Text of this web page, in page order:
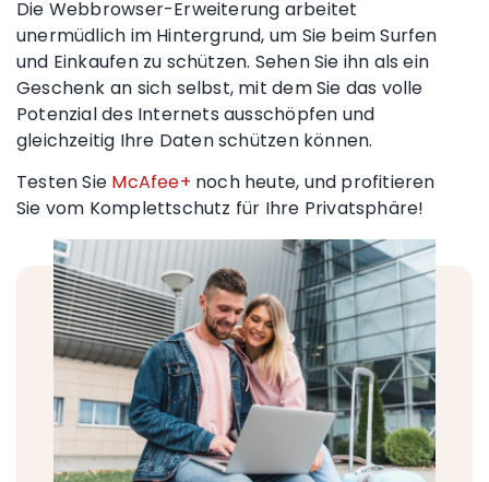
Die Webbrowser-Erweiterung arbeitet
unermüdlich im Hintergrund, um Sie beim Surfen
und Einkaufen zu schützen. Sehen Sie ihn als ein
Geschenk an sich selbst, mit dem Sie das volle
Potenzial des Internets ausschöpfen und
gleichzeitig Ihre Daten schützen können.
Testen Sie McAfee+ noch heute, und profitieren
Sie vom Komplettschutz für Ihre Privatsphäre!